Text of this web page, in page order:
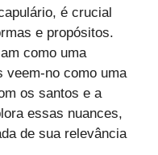
é crucial
e propósitos.
como uma
veem-no como uma
os santos e a
essas nuances,
de sua relevância